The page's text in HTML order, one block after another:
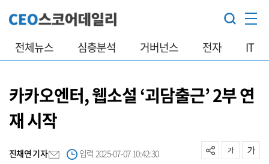
전체뉴스 심층분석 거버넌스 전자 IT
카카오엔터, 웹소설 ‘괴담출근’ 2부 연
재 시작
진채연 기자 입력 2025-07-07 10:42:30